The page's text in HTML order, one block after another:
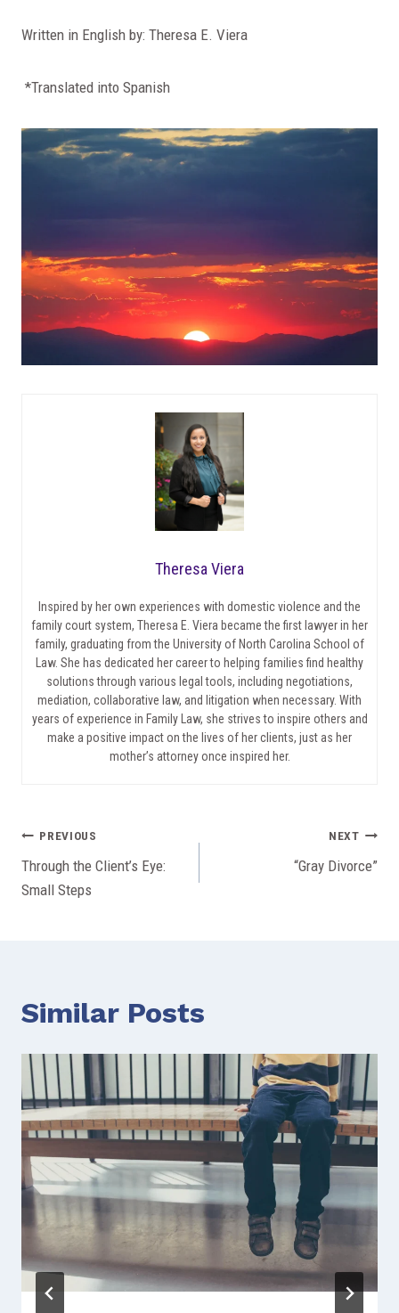
Written in English by: Theresa E. Viera
*Translated into Spanish
Theresa Viera
Inspired by her own experiences with domestic violence and the
family court system, Theresa E. Viera became the first lawyer in her
family, graduating from the University of North Carolina School of
Law. She has dedicated her career to helping families find healthy
solutions through various legal tools, including negotiations,
mediation, collaborative law, and litigation when necessary. With
years of experience in Family Law, she strives to inspire others and
make a positive impact on the lives of her clients, just as her
mother’s attorney once inspired her.
Post
navigation
PREVIOUS
Through the Client’s Eye:
Small Steps
NEXT
“Gray Divorce”
Similar Posts